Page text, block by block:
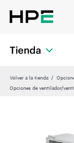
Tienda
Volver a la tienda
Opciones de ventilador/